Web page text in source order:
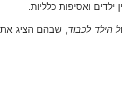
ואסיפות כלליות.
הילד לכבוד, שבהם הציג את